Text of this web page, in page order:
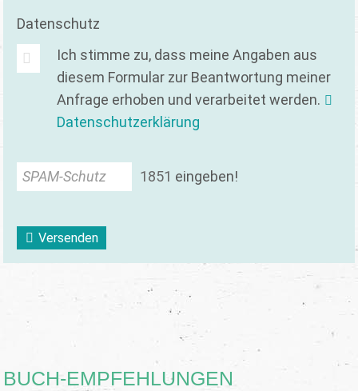
Datenschutz
Ich stimme zu, dass meine Angaben aus
diesem Formular zur Beantwortung meiner
Anfrage erhoben und verarbeitet werden.
Datenschutzerklärung
SPAM-Schutz 1851 eingeben!
Versenden
BUCH-EMPFEHLUNGEN